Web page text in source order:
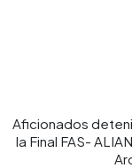
Aficionados
la Final FAS-